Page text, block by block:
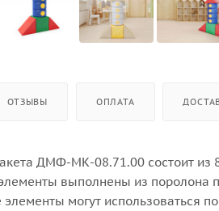
ОТЗЫВЫ ОПЛАТА
ДМФ-МК-08.71.00 состоит из
выполнены из поролона
могут использоваться